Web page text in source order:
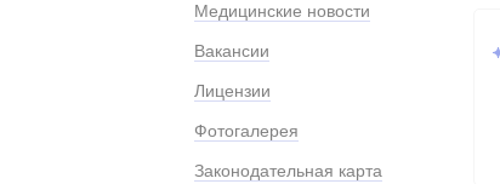
Медицинские новости
Вакансии
Лицензии
Фотогалерея
Законодательная карта